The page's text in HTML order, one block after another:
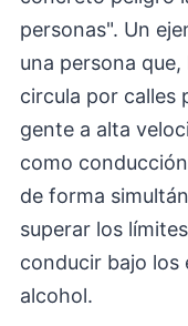
personas". Un
una persona
circula por calles
gente a alta
como
de forma
superar los
conducir bajo los
alcohol.